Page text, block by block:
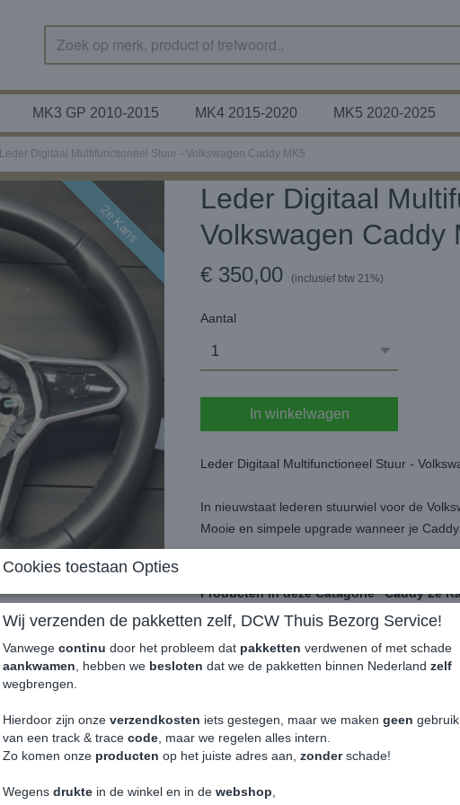
MK3 GP 2010-2015 MK4 2015-2020 MK5 2020-2025
Leder Digitaal Multifunctioneel Stuur - Volkswagen Caddy MK5
2e Kans
Leder Digitaal
Volkswagen Caddy
€ 350,00 (inclusief btw 21%)
Aantal
In winkelwagen
Leder Digitaal Multifunctioneel Stuur -
In nieuwstaat lederen stuurwiel voor de
Mooie en simpele upgrade wanneer je
Producten in deze Catagorie "Caddy 2e
nette tot zeer nette staat.
Word verkocht met een 0% BTW
tegenhanger voor de omzetbelasting.
Online bestellen en laten bezorgen is
Interesse in dit of één van de andere
even een email naar
Reserveren is helaas niet mogelijk,
Cookies toestaan Opties
Wij verzenden de pakketten zelf, DCW Thuis Bezorg Service!
Vanwege continu door het probleem dat pakketten verdwenen of met schade
aankwamen , hebben we besloten dat we de pakketten binnen Nederland zelf
wegbrengen.
Hierdoor zijn onze verzendkosten iets gestegen, maar we maken geen
van een track & trace code , maar we regelen alles intern.
Zo komen onze producten op het juiste adres aan, zonderschade!
Wegens drukte in de winkel en in de webshop